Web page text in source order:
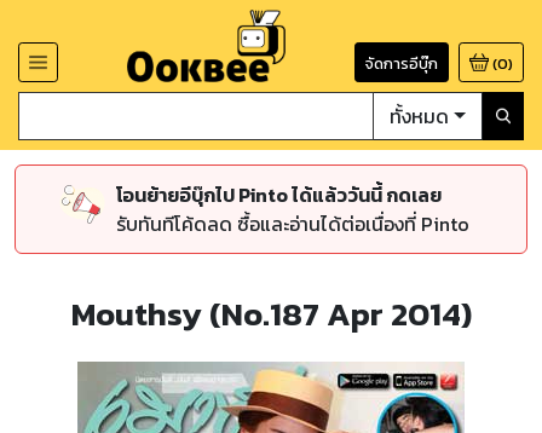
จัดการอีบุ๊ก (0)
ทั้งหมด
โอนย้ายอีบุ๊กไป Pinto ได้แล้ววันนี้ กดเลย
รับทันทีโค้ดลด ซื้อและอ่านได้ต่อเนื่องที่ Pinto
Mouthsy (No.187 Apr 2014)